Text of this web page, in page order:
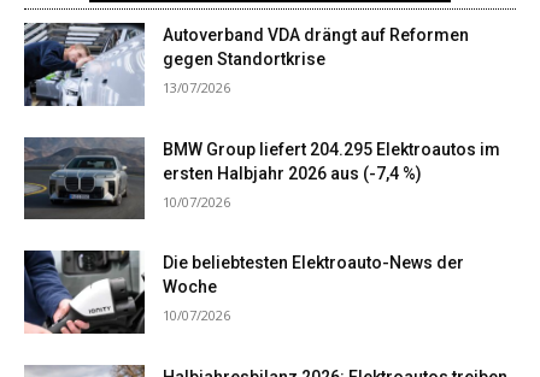
Autoverband VDA drängt auf Reformen
gegen Standortkrise
13/07/2026
BMW Group liefert 204.295 Elektroautos im
ersten Halbjahr 2026 aus (-7,4 %)
10/07/2026
Die beliebtesten Elektroauto-News der
Woche
10/07/2026